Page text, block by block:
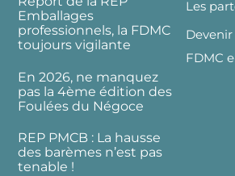
Emballages
professionnels, la FDMC
toujours vigilante
En 2026, ne manquez
pas la 4ème édition des
Foulées du Négoce
REP PMCB : La hausse
des barèmes n’est pas
tenable !
Les
FDMC